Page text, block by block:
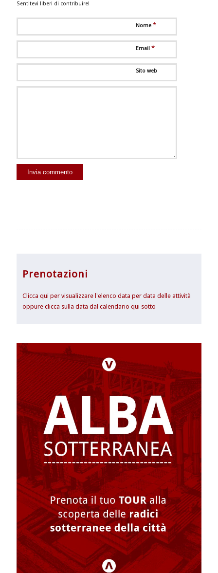
Sentitevi liberi di contribuire!
Nome *
Email *
Sito web
Prenotazioni
Clicca qui per visualizzare l'elenco data per data delle attività
oppure clicca sulla data dal calendario qui sotto